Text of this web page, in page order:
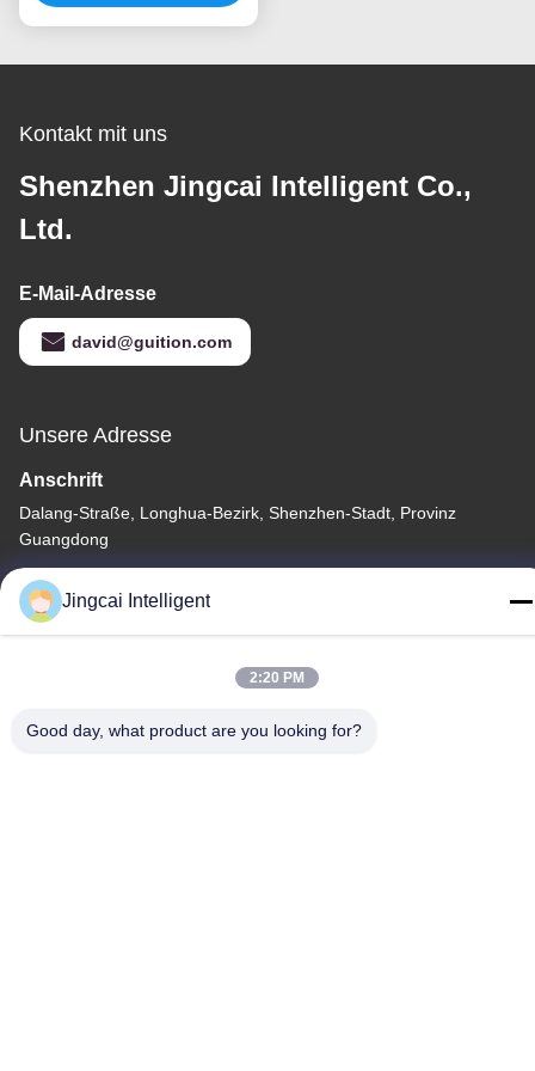
Kontakt mit uns
Shenzhen Jingcai Intelligent Co.,
Ltd.
E-Mail-Adresse
david@guition.com
Unsere Adresse
Anschrift
Dalang-Straße, Longhua-Bezirk, Shenzhen-Stadt, Provinz
Guangdong
Tel.
18665866730-18665866730
Jingcai Intelligent
2:20 PM
Good day, what product are you looking for?